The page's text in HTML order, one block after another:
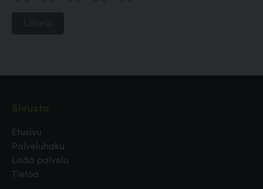
Etusivu
Palveluhaku
Lisää palvelu
Tietoa